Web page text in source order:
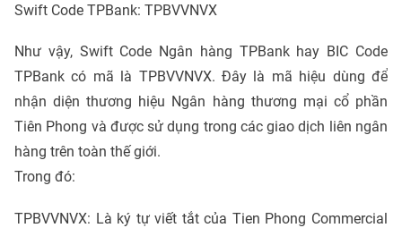
Swift Code TPBank: TPBVVNVX
Như vậy, Swift Code Ngân hàng TPBank hay BIC Code
TPBank có mã là TPBVVNVX. Đây là mã hiệu dùng để
nhận diện thương hiệu Ngân hàng thương mại cổ phần
Tiên Phong và được sử dụng trong các giao dịch liên ngân
hàng trên toàn thế giới.
Trong đó:
TPBVVNVX: Là ký tự viết tắt của Tien Phong Commercial